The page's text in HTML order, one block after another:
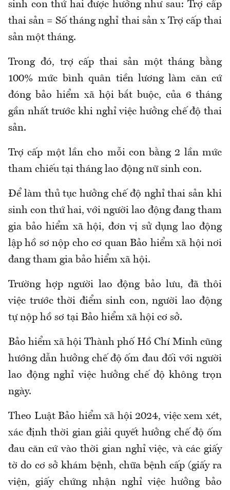
sinh con thứ hai được hưởngnhư sau: Trợ cấp
thai sản = Số tháng nghỉ thai sản x Trợ cấp thai
sản một tháng.
Trong đó, trợ cấp thai sản một tháng bằng
100% mức bình quân tiền lương làm căn cứ
đóng bảo hiểm xã hội bắt buộc, của 6 tháng
gần nhất trước khi nghỉ việc hưởng chế độ thai
sản.
Trợ cấp một lần cho mỗi con bằng 2 lần mức
tham chiếu tại tháng lao động nữ sinh con.
Để làm thủ tục hưởng chế độ nghỉ thai sản khi
sinh con thứ hai, với người lao động đang tham
gia bảo hiểm xã hội, đơn vị sử dụng lao động
lập hồ sơ nộp cho cơ quan Bảo hiểm xã hộinơi
đang tham gia bảo hiểm xã hội.
Trường hợp người lao động bảo lưu, đã thôi
việc trước thời điểm sinh con, người lao động
tự nộp hồ sơ tại Bảo hiểm xã hội cơ sở.
Bảo hiểm xã hội Thành phố Hồ Chí Minh cũng
hướng dẫn hưởng chế độ ốm đau đối với người
lao động nghỉ việc hưởng chế độ không trọn
ngày.
Theo Luật Bảo hiểm xã hội2024, việcxem xét,
xác định thời gian giải quyết hưởng chế độ ốm
đau căn cứ vào thời gian nghỉviệc,và các giấy
tờ do cơ sở khám bệnh, chữa bệnh cấp (giấy ra
viện, giấy chứng nhận nghỉ việc hưởng bảo